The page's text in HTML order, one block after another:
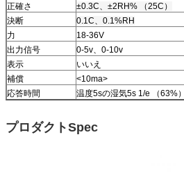
正確さ
±0.3C、±2RH% （25C）
決断
0.1C、0.1%RH
力
18-36V
出力信号
0-5v、0-10v
表示
いいえ
補償
<10ma>
応答時間
温度5sの湿気5s 1/e （63%）
プロダクトSpec